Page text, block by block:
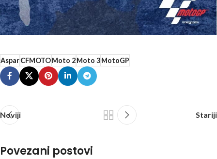
AsparCFMOTOMoto 2Moto 3MotoGP
Noviji Stariji
Povezani postovi